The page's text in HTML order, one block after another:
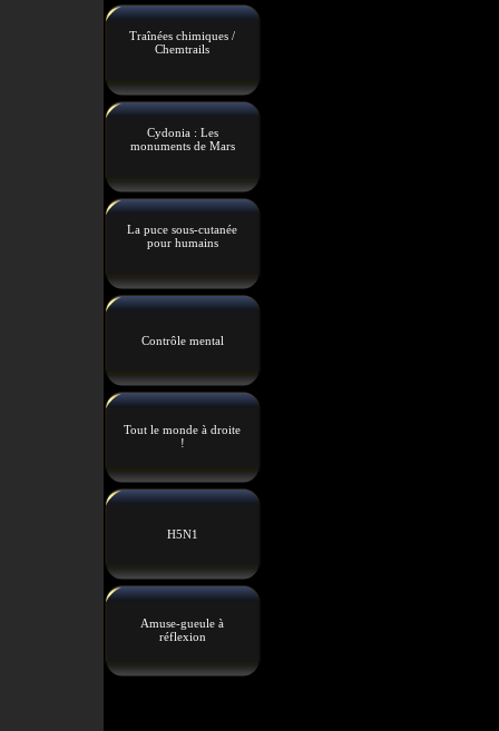
Traînées chimiques /
Chemtrails
Cydonia : Les
monuments de Mars
La puce sous-cutanée
pour humains
Contrôle mental
Tout le monde à droite
!
H5N1
Amuse-gueule à
réflexion